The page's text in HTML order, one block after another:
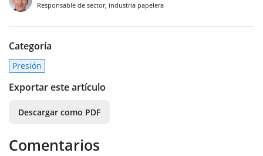
Responsable de sector, industria papelera
Categoría
Presión
Exportar este artículo
Descargar como PDF
Comentarios